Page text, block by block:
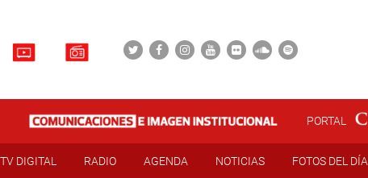
PORTAL
TV DIGITAL RADIO AGENDA NOTICIAS FOTOS DEL DÍA